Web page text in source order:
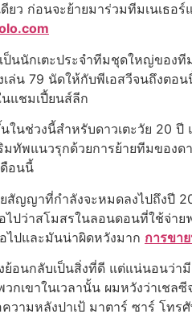
ยว ก่อนจะย้ายมาร่วมทีมเนเธอ
ป็นนักเตะประจําทีมชุดใหญ่ของ
ล่น 79 นัดให้กับพีเอสวีจนถึงตอ
แชมเปี้ยนส์ลีก
นในช่วงนี้สําหรับดาวเตะวัย 20
มทัพแนวรุกด้วยการย้ายทีมของ
ดือนนี้
สัญญาที่กําลังจะหมดลงไปถึงปี
ปว่าสโมสรในลอนดอนที่ใช้จ่าย
ไปและมันน่าผิดหวังมาก การขา
ย้อนกลับเป็นสิ่งที่ดี แต่แน่นอนว่า
วกเขาในเวลานั้น ผมหวังว่าเช
วามหลังปาเป้ มาตาร์ ซาร์ โทร